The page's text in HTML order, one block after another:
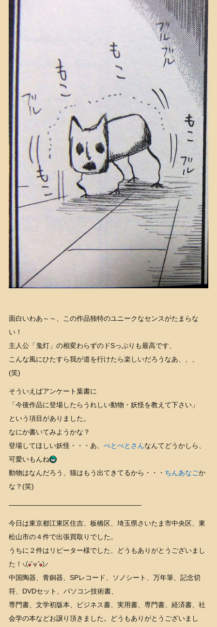
面白いわあ～～、この作品独特のユニークなセンスがたまらな
い！
主人公「鬼灯」の相変わらずのドSっぷりも最高です、
こんな風にひたすら我が道を行けたら楽しいだろうなあ、、、
(笑)
そういえばアンケート葉書に
「今後作品に登場したらうれしい動物・妖怪を教えて下さい」
という項目がありました。
なにか書いてみようかな？
登場してほしい妖怪・・・あ、 べとべとさんなんてどうかしら、
可愛いもんね
動物はなんだろう、猫はもう出てきてるから・・・ ちんあなごか
な？(笑)
———————————————————–
今日は東京都江東区住吉、板橋区、埼玉県さいたま市中央区、東
松山市の４件で出張買取りでした。
うちに２件はリピーター様でした、どうもありがとうございまし
た！
中国陶器、青銅器、SPレコード、ソノシート、万年筆、記念切
符、DVDセット、パソコン技術書、
専門書、文学初版本、ビジネス書、実用書、専門書、経済書、社
会学の本などお譲り頂きました。どうもありがとうございまし